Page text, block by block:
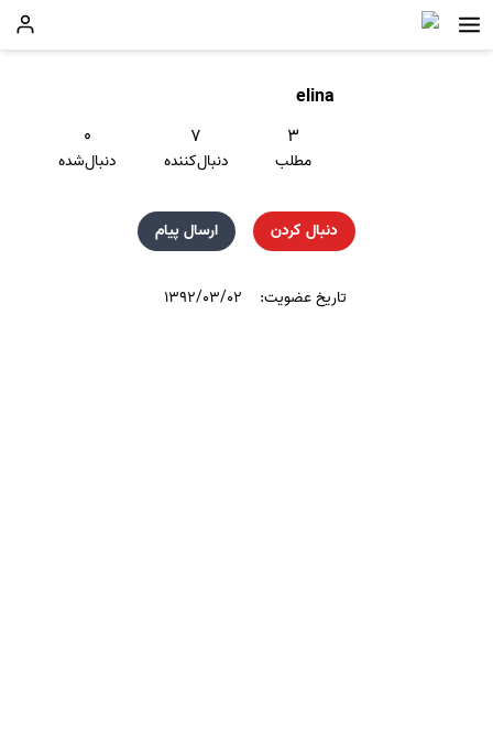
elina
۳
مطلب
۷
دنبال‌کننده
۰
دنبال‌شده
دنبال کردن ارسال پیام
تاریخ عضویت: ۱۳۹۲/۰۳/۰۲